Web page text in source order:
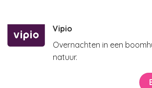
Vipio
Overnachten in een
natuur.